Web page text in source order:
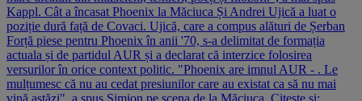
Kappl. Cât a încasat Phoenix la Măciuca Și Andrei Ujică a luat o
poziție dură față de Covaci. Ujică, care a compus alături de Șerban
Forță piese pentru Phoenix în anii '70, s-a delimitat de formația
actuala și de partidul AUR și a declarat că interzice folosirea
versurilor în orice context politic. "Phoenix are imnul AUR - . Le
mulțumesc că nu au cedat presiunilor care au existat ca să nu mai